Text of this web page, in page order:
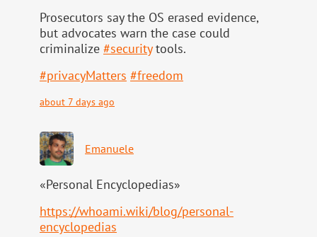
Prosecutors say the OS erased evidence,
but advocates warn the case could
criminalize #securitytools.
#privacyMatters #freedom
about 7 days ago
Emanuele
«Personal Encyclopedias»
https://whoami.wiki/blog/personal-
encyclopedias